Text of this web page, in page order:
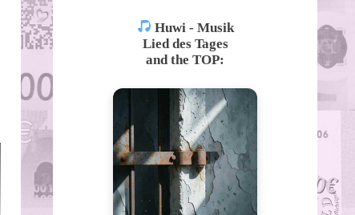
Huwi - Musik
Lied des Tages
and the TOP: